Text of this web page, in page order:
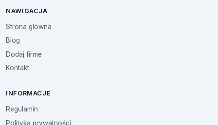
NAWIGACJA
Strona glowna
Blog
Dodaj firme
Kontakt
INFORMACJE
Regulamin
Polityka prywatności